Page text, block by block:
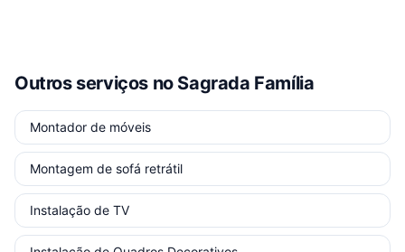
Outros serviços no Sagrada Família
Montador de móveis
Montagem de sofá retrátil
Instalação de TV